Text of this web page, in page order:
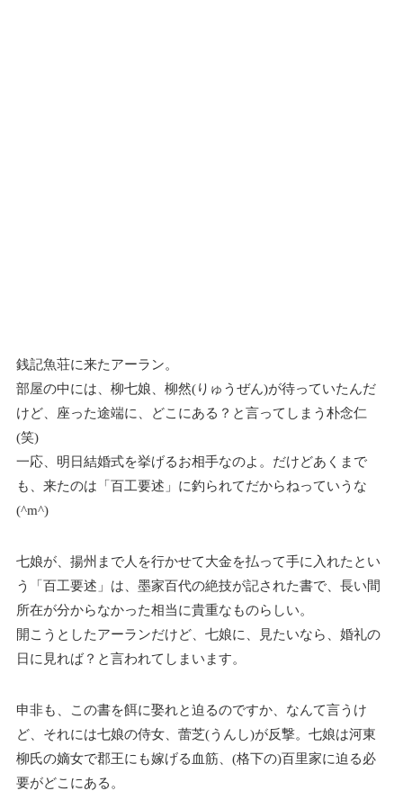
銭記魚荘に来たアーラン。
部屋の中には、柳七娘、柳然(りゅうぜん)が待っていたんだ
けど、座った途端に、どこにある？と言ってしまう朴念仁
(笑)
一応、明日結婚式を挙げるお相手なのよ。だけどあくまで
も、来たのは「百工要述」に釣られてだからねっていうな
(^m^)
七娘が、揚州まで人を行かせて大金を払って手に入れたとい
う「百工要述」は、墨家百代の絶技が記された書で、長い間
所在が分からなかった相当に貴重なものらしい。
開こうとしたアーランだけど、七娘に、見たいなら、婚礼の
日に見れば？と言われてしまいます。
申非も、この書を餌に娶れと迫るのですか、なんて言うけ
ど、それには七娘の侍女、蕾芝(うんし)が反撃。七娘は河東
柳氏の嫡女で郡王にも嫁げる血筋、(格下の)百里家に迫る必
要がどこにある。